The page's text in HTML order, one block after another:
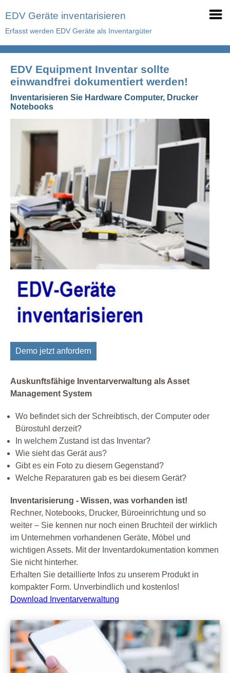
EDV Geräte inventarisieren
Erfasst werden EDV Geräte als Inventargüter
EDV Equipment Inventar sollte
einwandfrei dokumentiert werden!
Inventarisieren Sie Hardware Computer, Drucker
Notebooks
Demo jetzt anfordern
Auskunftsfähige Inventarverwaltung als Asset
Management System
Wo befindet sich der Schreibtisch, der Computer oder
Bürostuhl derzeit?
In welchem Zustand ist das Inventar?
Wie sieht das Gerät aus?
Gibt es ein Foto zu diesem Gegenstand?
Welche Reparaturen gab es bei diesem Gerät?
Inventarisierung - Wissen, was vorhanden ist!
Rechner, Notebooks, Drucker, Büroeinrichtung und so
weiter – Sie kennen nur noch einen Bruchteil der wirklich
im Unternehmen vorhandenen Geräte, Möbel und
wichtigen Assets. Mit der Inventardokumentation kommen
Sie nicht hinterher.
Erhalten Sie detaillierte Infos zu unserem Produkt in
kompakter Form. Unverbindlich und kostenlos!
Download Inventarverwaltung